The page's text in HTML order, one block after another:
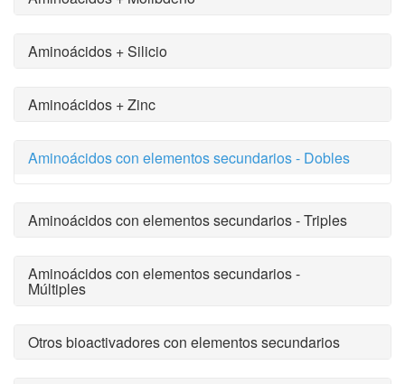
Aminoácidos + Silicio
Aminoácidos + Zinc
Aminoácidos con elementos secundarios - Dobles
Aminoácidos con elementos secundarios - Triples
Aminoácidos con elementos secundarios -
Múltiples
Otros bioactivadores con elementos secundarios